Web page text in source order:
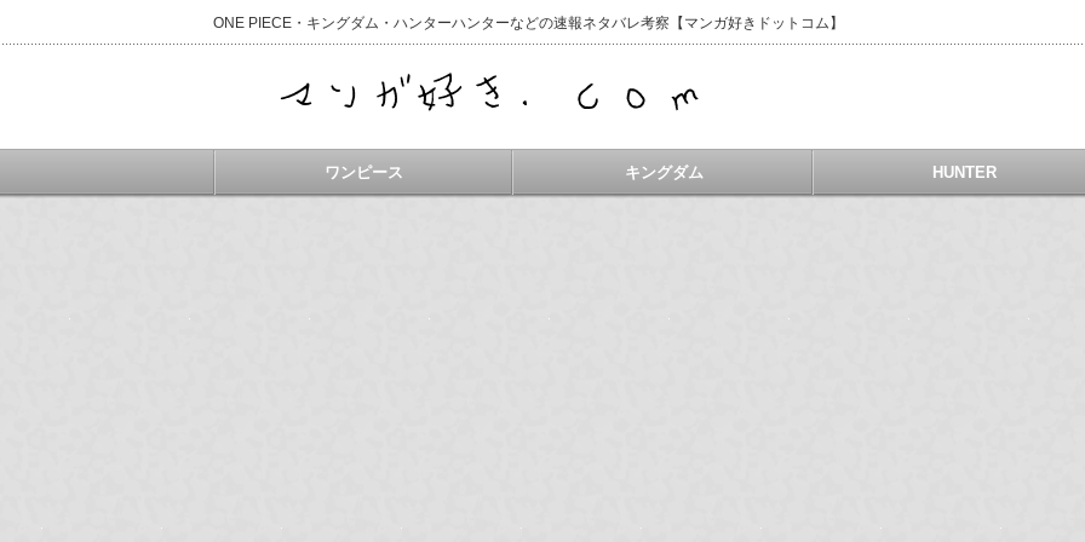
ONE PIECE・キングダム・ハンターハンターなどの速報ネタバレ考察【マンガ好きドットコム】
ワンピース キングダム HUNTER